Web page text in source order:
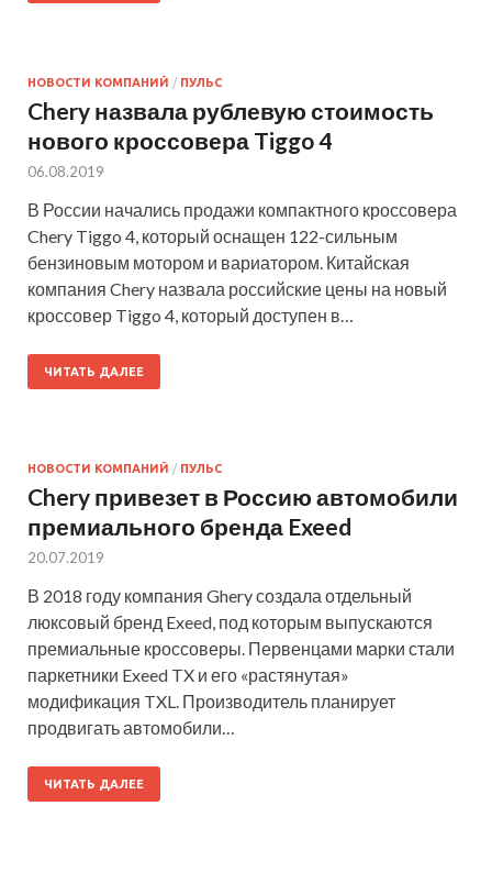
НОВОСТИ КОМПАНИЙ / ПУЛЬС
Chery назвала рублевую стоимость
нового кроссовера Tiggo 4
06.08.2019
В России начались продажи компактного кроссовера
Chery Tiggo 4, который оснащен 122-сильным
бензиновым мотором и вариатором. Китайская
компания Chery назвала российские цены на новый
кроссовер Tiggo 4, который доступен в…
ЧИТАТЬ ДАЛЕЕ
НОВОСТИ КОМПАНИЙ / ПУЛЬС
Chery привезет в Россию автомобили
премиального бренда Exeed
20.07.2019
В 2018 году компания Ghery создала отдельный
люксовый бренд Exeed, под которым выпускаются
премиальные кроссоверы. Первенцами марки стали
паркетники Exeed TX и его «растянутая»
модификация TXL. Производитель планирует
продвигать автомобили…
ЧИТАТЬ ДАЛЕЕ